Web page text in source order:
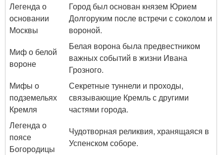
Легенда о
основании
Москвы
Город был основан князем Юрием
Долгоруким после встречи с соколом и
вороной.
Миф о белой
вороне
Белая ворона была предвестником
важных событий в жизни Ивана
Грозного.
Мифы о
подземельях
Кремля
Секретные туннели и проходы,
связывающие Кремль с другими
частями города.
Легенда о
поясе
Богородицы
Чудотворная реликвия, хранящаяся в
Успенском соборе.